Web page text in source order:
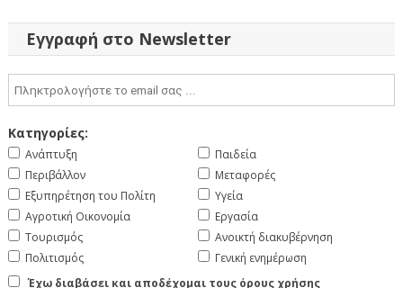
Εγγραφή στο Newsletter
Κατηγορίες:
Ανάπτυξη
Περιβάλλον
Εξυπηρέτηση του Πολίτη
Αγροτική Οικονομία
Τουρισμός
Πολιτισμός
Παιδεία
Μεταφορές
Υγεία
Εργασία
Ανοικτή διακυβέρνηση
Γενική ενημέρωση
Έχω διαβάσει και αποδέχομαι τους όρους χρήσης